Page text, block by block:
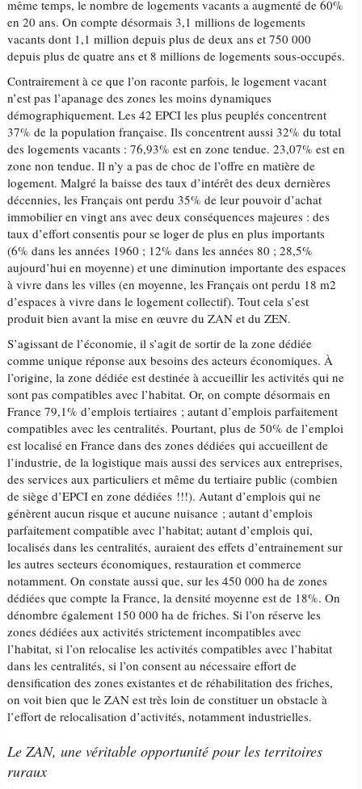
même temps, le nombre de logements vacants a augmenté de 60%
en 20 ans. On compte désormais 3,1 millions de logements
vacants dont 1,1 million depuis plus de deux ans et 750 000
depuis plus de quatre ans et 8 millions de logements sous-occupés.
Contrairement à ce que l’on raconte parfois, le logement vacant
n’est pas l’apanage des zones les moins dynamiques
démographiquement. Les 42 EPCI les plus peuplés concentrent
37% de la population française. Ils concentrent aussi 32% du total
des logements vacants : 76,93% est en zone tendue. 23,07% est en
zone non tendue. Il n’y a pas de choc de l’offre en matière de
logement. Malgré la baisse des taux d’intérêt des deux dernières
décennies, les Français ont perdu 35% de leur pouvoir d’achat
immobilier en vingt ans avec deux conséquences majeures : des
taux d’effort consentis pour se loger de plus en plus importants
(6% dans les années 1960 ; 12% dans les années 80 ; 28,5%
aujourd’hui en moyenne) et une diminution importante des espaces
à vivre dans les villes (en moyenne, les Français ont perdu 18 m2
d’espaces à vivre dans le logement collectif). Tout cela s’est
produit bien avant la mise en œuvre du ZAN et du ZEN.
S’agissant de l’économie, il s’agit de sortir de la zone dédiée
comme unique réponse aux besoins des acteurs économiques. À
l’origine, la zone dédiée est destinée à accueillir les activités qui ne
sont pas compatibles avec l’habitat. Or, on compte désormais en
France 79,1% d’emplois tertiaires ; autant d’emplois parfaitement
compatibles avec les centralités. Pourtant, plus de 50% de l’emploi
est localisé en France dans des zones dédiées qui accueillent de
l’industrie, de la logistique mais aussi des services aux entreprises,
des services aux particuliers et même du tertiaire public (combien
de siège d’EPCI en zone dédiées !!!). Autant d’emplois qui ne
génèrent aucun risque et aucune nuisance ; autant d’emplois
parfaitement compatible avec l’habitat; autant d’emplois qui,
localisés dans les centralités, auraient des effets d’entrainement sur
les autres secteurs économiques, restauration et commerce
notamment. On constate aussi que, sur les 450 000 ha de zones
dédiées que compte la France, la densité moyenne est de 18%. On
dénombre également 150 000 ha de friches. Si l’on réserve les
zones dédiées aux activités strictement incompatibles avec
l’habitat, si l’on relocalise les activités compatibles avec l’habitat
dans les centralités, si l’on consent au nécessaire effort de
densification des zones existantes et de réhabilitation des friches,
on voit bien que le ZAN est très loin de constituer un obstacle à
l’effort de relocalisation d’activités, notamment industrielles.
Le ZAN, une véritable opportunité pour les territoires
ruraux